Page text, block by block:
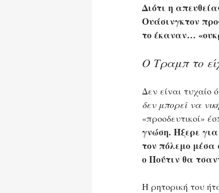
Διότι η
Ουάσινγκτον
το έκαναν…
Ο Τραμπ το
Δεν είναι τυχαίο
δεν μπορεί να
«προοδευτικοί»
γνώση. Ήξερε
τον πόλεμο μέσα
ο Πούτιν θα
Η ρητορική του